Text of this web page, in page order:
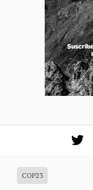
COP23